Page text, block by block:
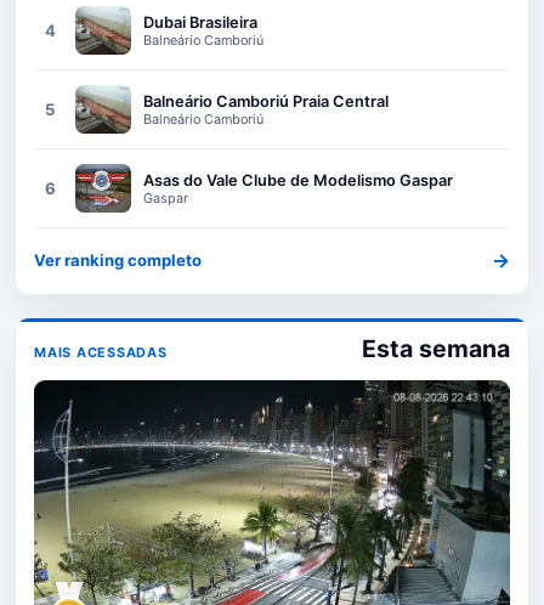
4 Dubai Brasileira
Balneário Camboriú
5 Balneário Camboriú Praia Central
Balneário Camboriú
6 Asas do Vale Clube de Modelismo Gaspar
Gaspar
Ver ranking completo →
MAIS ACESSADAS Esta semana